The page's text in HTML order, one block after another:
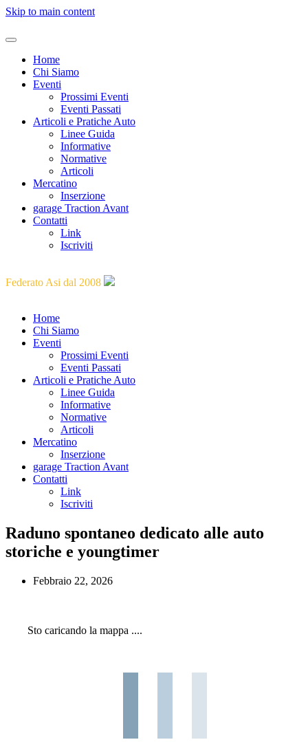
Skip to main content
Home
Chi Siamo
Eventi
Prossimi Eventi
Eventi Passati
Articoli e Pratiche Auto
Linee Guida
Informative
Normative
Articoli
Mercatino
Inserzione
garage Traction Avant
Contatti
Link
Iscriviti
Federato Asi dal 2008
Home
Chi Siamo
Eventi
Prossimi Eventi
Eventi Passati
Articoli e Pratiche Auto
Linee Guida
Informative
Normative
Articoli
Mercatino
Inserzione
garage Traction Avant
Contatti
Link
Iscriviti
Raduno spontaneo dedicato alle auto
storiche e youngtimer
Febbraio 22, 2026
Sto caricando la mappa ....